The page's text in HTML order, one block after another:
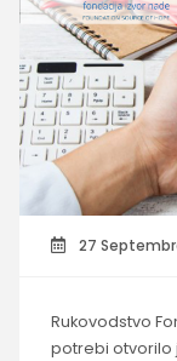
27
Rukovodstvo
potrebi otvorilo